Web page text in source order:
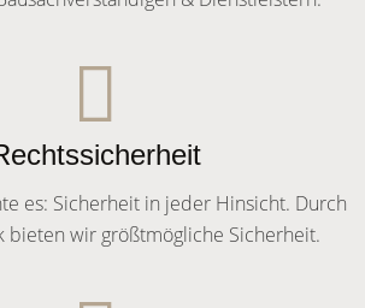
es: Sicherheit in jeder Hinsicht. Durch
bieten wir größtmögliche Sicherheit.